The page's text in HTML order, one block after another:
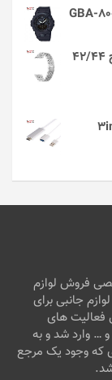
بند طرح Diamond کد i1012 مناسب برای اپل واچ 42/44
فروش لوازم
ارائه انواع لوازم جانبی برای
فعالیت های
… وارد شد و به
که وجود یک مرجع